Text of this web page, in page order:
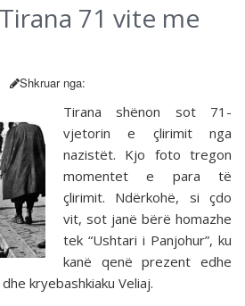
71 vite me
Shkruar nga:
Tirana shënon sot 71-
vjetorin e çlirimit nga
nazistët. Kjo foto tregon
momentet e para të
çlirimit. Ndërkohë, si çdo
vit, sot janë bërë homazhe
tek “Ushtari i Panjohur”, ku
kanë qenë prezent edhe
kryebashkiaku Veliaj.